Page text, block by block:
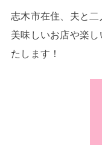
志木市在住、夫と二
美味しいお店や楽
たします！